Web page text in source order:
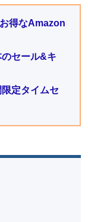
得なAmazon
セール&キ
定タイムセ